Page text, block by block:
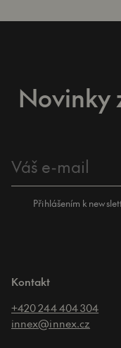
Novinky
Přihlášením k
Kontakt
+420 244 404 304
innex@innex.cz